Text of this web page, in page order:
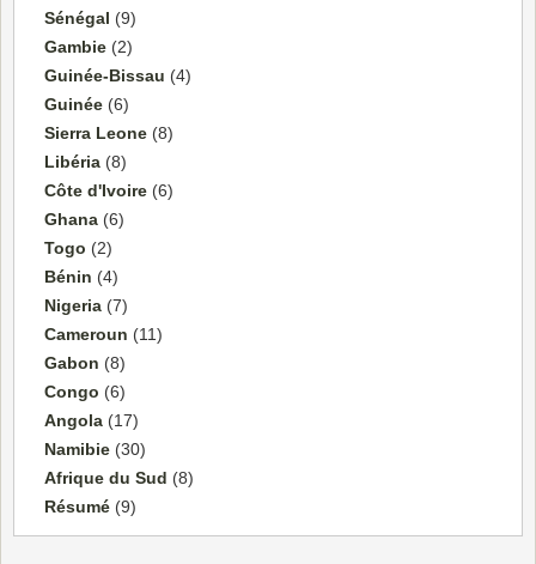
Sénégal (9)
Gambie (2)
Guinée-Bissau (4)
Guinée (6)
Sierra Leone (8)
Libéria (8)
Côte d'Ivoire (6)
Ghana (6)
Togo (2)
Bénin (4)
Nigeria (7)
Cameroun (11)
Gabon (8)
Congo (6)
Angola (17)
Namibie (30)
Afrique du Sud (8)
Résumé (9)